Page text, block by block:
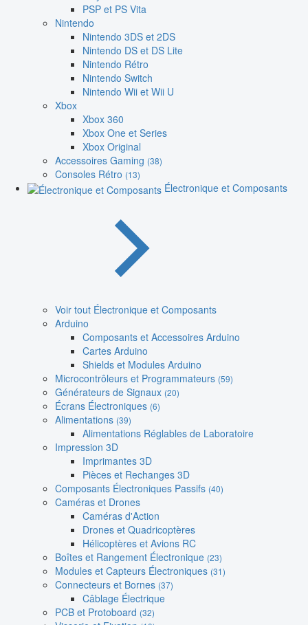
PSP et PS Vita
Nintendo
Nintendo 3DS et 2DS
Nintendo DS et DS Lite
Nintendo Rétro
Nintendo Switch
Nintendo Wii et Wii U
Xbox
Xbox 360
Xbox One et Series
Xbox Original
Accessoires Gaming (38)
Consoles Rétro (13)
Électronique et Composants
Voir tout Électronique et Composants
Arduino
Composants et Accessoires Arduino
Cartes Arduino
Shields et Modules Arduino
Microcontrôleurs et Programmateurs (59)
Générateurs de Signaux (20)
Écrans Électroniques (6)
Alimentations (39)
Alimentations Réglables de Laboratoire
Impression 3D
Imprimantes 3D
Pièces et Rechanges 3D
Composants Électroniques Passifs (40)
Caméras et Drones
Caméras d'Action
Drones et Quadricoptères
Hélicoptères et Avions RC
Boîtes et Rangement Électronique (23)
Modules et Capteurs Électroniques (31)
Connecteurs et Bornes (37)
Câblage Électrique
PCB et Protoboard (32)